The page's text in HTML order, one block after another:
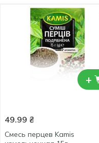
+
49.99 ₴
Смесь перцев Kamis